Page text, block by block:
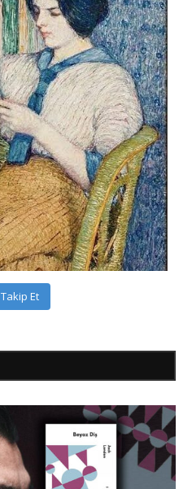
Takip Et